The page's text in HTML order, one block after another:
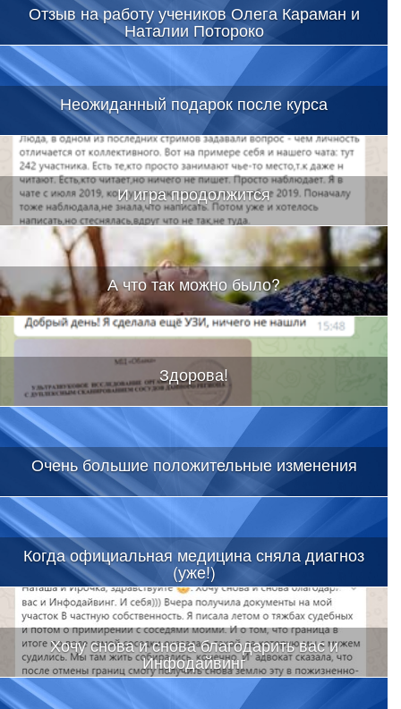
Отзыв на работу учеников Олега Караман и
Наталии Потороко
Неожиданный подарок после курса
И игра продолжится
А что так можно было?
Здорова!
Очень большие положительные изменения
Когда официальная медицина сняла диагноз
(уже!)
Хочу снова и снова благодарить вас и
Инфодайвинг